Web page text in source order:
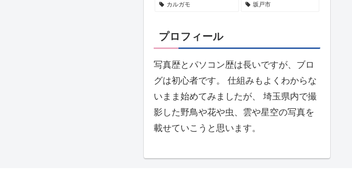
カルガモ 坂戸市
プロフィール
写真歴とパソコン歴は長いですが、ブロ
グは初心者です。 仕組みもよくわからな
いまま始めてみましたが、 埼玉県内で撮
影した野鳥や花や虫、雲や星空の写真を
載せていこうと思います。